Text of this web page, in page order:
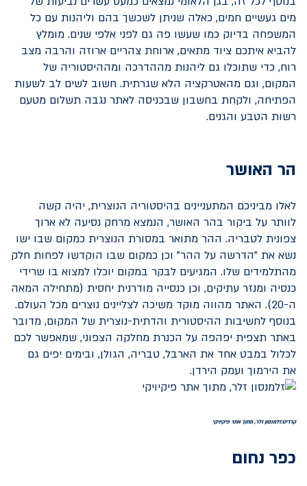
מים געשיים חמים, כאלה שניתן לשכשך בהם וליהנות עם כל
המשפחה בדיוק כמו שעשו פה גם לפני אלפי שנים. מומלץ
להביא איתכם ציוד מתאים, ארוחת צהריים ארוזה והרבה מצב
רוח, כדי שתוכלו גם ליהנות מההדרכה ומההיסטוריה של
המקום, וגם מהאטרקציה הלא שגרתית. חשוב לשים לב לשעות
הפתיחה, ולקחת בחשבון שבכניסה לאתר נגבה תשלום מטעם
רשות הטבע והגנים.
הר האושר
לאלו מביניכם המתעניינים בהיסטוריה הנוצרית, יהיה קשה
לוותר על ביקור בהר האושר, הנמצא מרחק נסיעה לא ארוך
צפונית לטבריה. ההר מתואר במסורת הנוצרית כמקום שבו ישו
נשא את "הדרשה על ההר" וכן כמקום שבו הוקדשו לפחות חלק
מהתלמידים שלו. המגיעים לבקר במקום יוכלו למצוא בו שרידי
כנסיה ומנזר עתיקים, וכן כנסייה מודרנית יחסית (מתחילה המאה
ה-20). האתר מהווה מוקד משיכה לצליינים נוצרים מכל העולם.
בנוסף לחשיבות ההיסטורית והדתית-נוצרית של המקום, מדובר
באתר תצפית יפהפה על הכנרת מחלקה הצפוני, שמאפשר לכם
לכלול במבט אחד את הארבל, טבריה, הגולן, ובימים יפים גם
את הירמוך ועמק הירדן.
קרדיט:זלמנסון זלר, מתוך אתר פיקיויקי
כפר נחום